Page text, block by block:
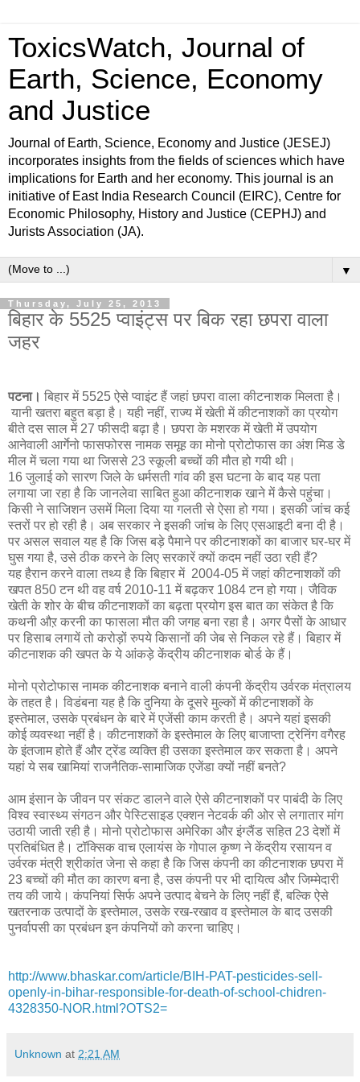
ToxicsWatch, Journal of
Earth, Science, Economy
and Justice
Journal of Earth, Science, Economy and Justice (JESEJ)
incorporates insights from the fields of sciences which have
implications for Earth and her economy. This journal is an
initiative of East India Research Council (EIRC), Centre for
Economic Philosophy, History and Justice (CEPHJ) and
Jurists Association (JA).
▼
Thursday, July 25, 2013
बिहार के 5525 प्वाइंट्स पर बिक रहा छपरा वाला
जहर
पटना। बिहार में 5525 ऐसे प्वाइंट हैं जहां छपरा वाला कीटनाशक मिलता है।
यानी खतरा बहुत बड़ा है। यही नहीं, राज्य में खेती में कीटनाशकों का प्रयोग
बीते दस साल में 27 फीसदी बढ़ा है। छपरा के मशरक में खेती में उपयोग
आनेवाली आर्गेनो फासफोरस नामक समूह का मोनो प्रोटोफास का अंश मिड डे
मील में चला गया था जिससे 23 स्कूली बच्चों की मौत हो गयी थी।
16 जुलाई को सारण जिले के धर्मसती गांव की इस घटना के बाद यह पता
लगाया जा रहा है कि जानलेवा साबित हुआ कीटनाशक खाने में कैसे पहुंचा।
किसी ने साजिशन उसमें मिला दिया या गलती से ऐसा हो गया। इसकी जांच कई
स्तरों पर हो रही है। अब सरकार ने इसकी जांच के लिए एसआइटी बना दी है।
पर असल सवाल यह है कि जिस बड़े पैमाने पर कीटनाशकों का बाजार घर-घर में
घुस गया है, उसे ठीक करने के लिए सरकारें क्यों कदम नहीं उठा रही हैं?
यह हैरान करने वाला तथ्य है कि बिहार में 2004-05 में जहां कीटनाशकों की
खपत 850 टन थी वह वर्ष 2010-11 में बढ़कर 1084 टन हो गया। जैविक
खेती के शोर के बीच कीटनाशकों का बढ़ता प्रयोग इस बात का संकेत है कि
कथनी औऱ करनी का फासला मौत की जगह बना रहा है। अगर पैसों के आधार
पर हिसाब लगायें तो करोड़ों रुपये किसानों की जेब से निकल रहे हैं। बिहार में
कीटनाशक की खपत के ये आंकड़े केंद्रीय कीटनाशक बोर्ड के हैं।
मोनो प्रोटोफास नामक कीटनाशक बनाने वाली कंपनी केंद्रीय उर्वरक मंत्रालय
के तहत है। विडंबना यह है कि दुनिया के दूसरे मुल्कों में कीटनाशकों के
इस्तेमाल, उसके प्रबंधन के बारे में एजेंसी काम करती है। अपने यहां इसकी
कोई व्यवस्था नहीं है। कीटनाशकों के इस्तेमाल के लिए बाजाप्ता ट्रेनिंग वगैरह
के इंतजाम होते हैं और ट्रेंड व्यक्ति ही उसका इस्तेमाल कर सकता है। अपने
यहां ये सब खामियां राजनैतिक-सामाजिक एजेंडा क्यों नहीं बनते?
आम इंसान के जीवन पर संकट डालने वाले ऐसे कीटनाशकों पर पाबंदी के लिए
विश्व स्वास्थ्य संगठन और पेस्टिसाइड एक्शन नेटवर्क की ओर से लगातार मांग
उठायी जाती रही है। मोनो प्रोटोफास अमेरिका और इंग्लैंड सहित 23 देशों में
प्रतिबंधित है। टॉक्सिक वाच एलायंस के गोपाल कृष्ण ने केंद्रीय रसायन व
उर्वरक मंत्री श्रीकांत जेना से कहा है कि जिस कंपनी का कीटनाशक छपरा में
23 बच्चों की मौत का कारण बना है, उस कंपनी पर भी दायित्व और जिम्मेदारी
तय की जाये। कंपनियां सिर्फ अपने उत्पाद बेचने के लिए नहीं हैं, बल्कि ऐसे
खतरनाक उत्पादों के इस्तेमाल, उसके रख-रखाव व इस्तेमाल के बाद उसकी
पुनर्वापसी का प्रबंधन इन कंपनियों को करना चाहिए।
http://www.bhaskar.com/article/BIH-PAT-pesticides-sell-
openly-in-bihar-responsible-for-death-of-school-chidren-
4328350-NOR.html?OTS2=
Unknown at 2:21 AM